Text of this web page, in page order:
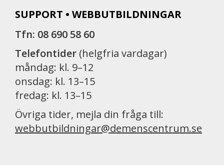
SUPPORT • WEBBUTBILDNINGAR
Tfn: 08 690 58 60
Telefontider (helgfria vardagar)
måndag: kl. 9–12
onsdag: kl. 13–15
fredag: kl. 13–15
Övriga tider, mejla din fråga till:
webbutbildningar@demenscentrum.se